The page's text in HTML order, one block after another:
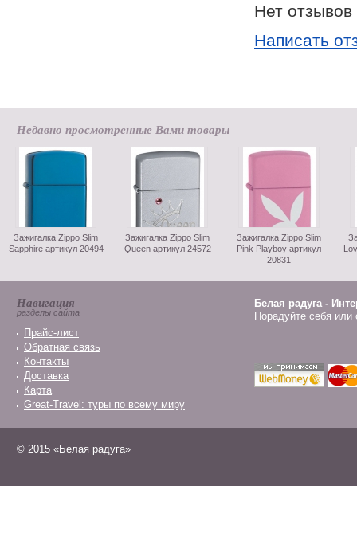
Нет отзывов
Написать
Недавно просмотренные Вами товары
Зажигалка Zippo Slim
Sapphire артикул 20494
Зажигалка Zippo Slim
Queen артикул 24572
Зажигалка Zippo Slim
Pink Playboy артикул
20831
Навигация
разделы сайта
Прайс-лист
Обратная связь
Контакты
Доставка
Карта
Great-Travel: туры по всему миру
Белая радуга -
Порадуйте себя
© 2015 «Белая радуга»